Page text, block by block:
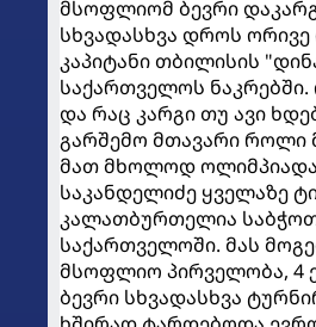
მსოფლიომ ბევრი
სხვადასხვა დროს ორივე
კაპიტანი თბილისის
საქართველოს
და რაც კარგი თუ ავი
გარშემო მთავარი როლი
მათ მხოლოდ ოლიმპიადა
საკანდელიძე ყველაზე
კალათბურთელია
საქართველოში. მას
მსოფლიო პირველობა, 4
ბევრი სხვადასხვა